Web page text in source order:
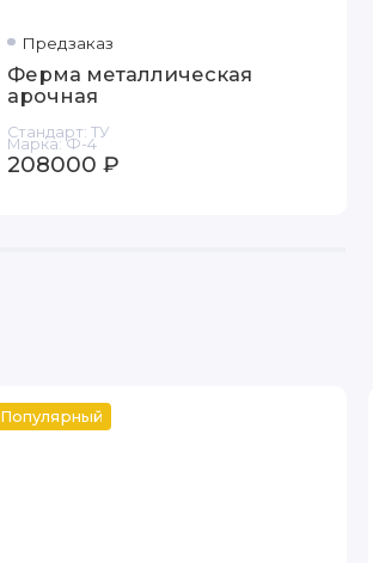
Предзаказ
Ферма металлическая
арочная
Марка: Ф-4
Стандарт: ТУ
208000 ₽
Популярный